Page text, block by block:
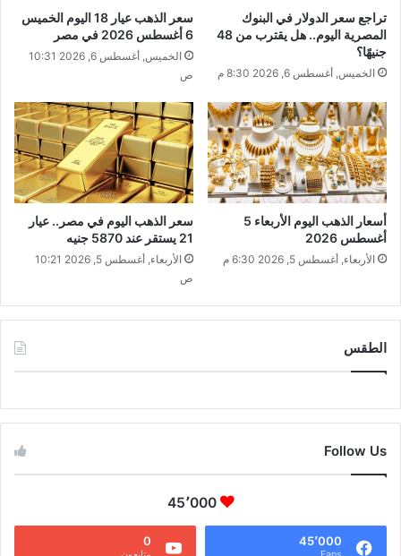
تراجع سعر الدولار في البنوك
المصرية اليوم.. هل يقترب من 48
جنيهًا؟
الخميس, أغسطس 6, 2026 8:30 م
سعر الذهب عيار 18 اليوم الخميس
6 أغسطس 2026 في مصر
الخميس, أغسطس 6, 2026 10:31
ص
أسعار الذهب اليوم الأربعاء 5
أغسطس 2026
الأربعاء, أغسطس 5, 2026 6:30 م
سعر الذهب اليوم في مصر.. عيار
21 يستقر عند 5870 جنيه
الأربعاء, أغسطس 5, 2026 10:21
ص
الطقس
Follow Us
45٬000
45٬000 0